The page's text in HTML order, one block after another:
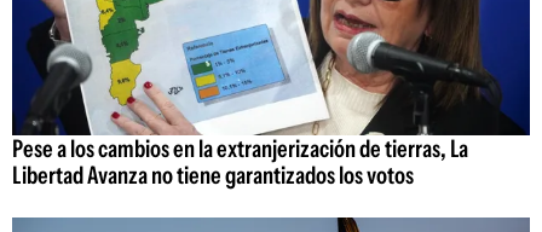
Pese a los cambios en la extranjerización de tierras, La
Libertad Avanza no tiene garantizados los votos